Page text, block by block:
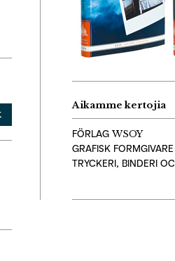
Aikamme kertojia
FÖRLAGWSOY
GRAFISK FORMGIVARE
TRYCKERI, BINDERI